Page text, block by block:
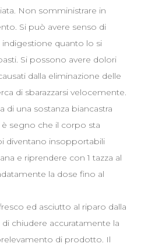
Non somministrare in
Si può avere senso di
quanto lo si
Si possono avere dolori
dalla eliminazione delle
di sbarazzarsi velocemente.
di una sostanza biancastra
segno che il corpo sta
diventano insopportabili
e riprendere con 1 tazza al
la dose fino al
ed asciutto al riparo dalla
di chiudere accuratamente la
di prodotto. Il